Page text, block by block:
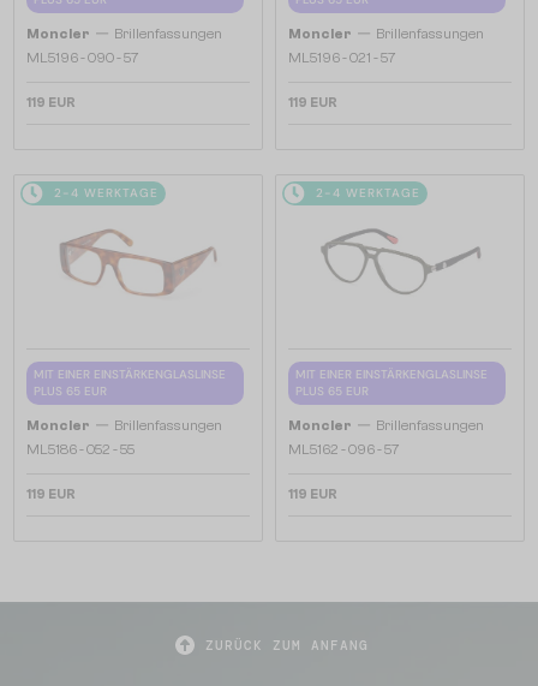
Moncler — Brillenfassungen
ML5196 - 090 - 57
119 EUR
Moncler — Brillenfassungen
ML5196 - 021 - 57
119 EUR
2-4 WERKTAGE
MIT EINER EINSTÄRKENGLASLINSE
PLUS 65 EUR
Moncler — Brillenfassungen
ML5186 - 052 - 55
119 EUR
2-4 WERKTAGE
MIT EINER EINSTÄRKENGLASLINSE
PLUS 65 EUR
Moncler — Brillenfassungen
ML5162 - 096 - 57
119 EUR
ZURÜCK ZUM ANFANG